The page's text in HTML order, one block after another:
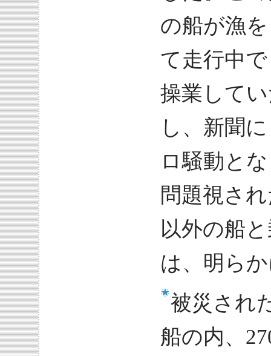
の船が漁
て走行中
操業して
し、新聞
ロ騒動と
問題視さ
以外の船
は、明ら
被災され
船の内、